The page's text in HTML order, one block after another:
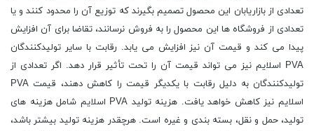
تعدادی از بازاریابان این محصول تصمیم بگیرند که توزیع آن را محدود کنند و یا
تعدادی از فروشگاه ها این محصول را به فروش نرسانند، تقاضا برای آن افزایش
پیدا می کند و قیمت آن نیز افزایش می یابد. رقابت با سایر تولیدکنندگان
PVA اسلایم نیز می تواند قیمت آن را تحت تأثیر قرار دهد. اگر تعدادی از
تولیدکنندگان به دلیل رقابت با یکدیگر قیمت را کاهش دهند، قیمت PVA
اسلایم نیز کاهش خواهد یافت. هزینه تولید PVA اسلایم شامل هزینه های
تولید، حمل و نقل، بسته بندی و غیره است. هرچقدر هزینه تولید بیشتر باشد،